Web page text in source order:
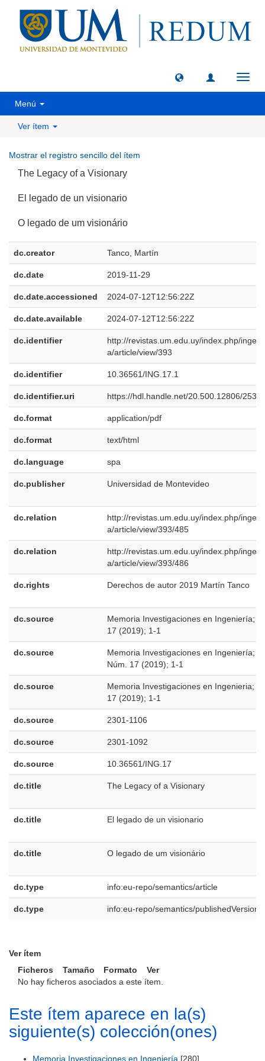
Menú
Ver ítem
Mostrar el registro sencillo del ítem
The Legacy of a Visionary
El legado de un visionario
O legado de um visionário
dc.creator Tanco, Martín
dc.date 2019-11-29
dc.date.accessioned 2024-07-12T12:56:22Z
dc.date.available 2024-07-12T12:56:22Z
dc.identifier
http://revistas.um.edu.uy/index.php/
a/article/view/393
dc.identifier 10.36561/ING.17.1
dc.identifier.uri https://hdl.handle.net/20.500.12806/2533
dc.format application/pdf
dc.format text/html
dc.language spa
dc.publisher Universidad de Montevideo
dc.relation
http://revistas.um.edu.uy/index.php/
a/article/view/393/485
dc.relation
http://revistas.um.edu.uy/index.php/
a/article/view/393/486
dc.rights Derechos de autor 2019 Martín Tanco
dc.source
Memoria Investigaciones en Ingeniería;
17 (2019); 1-1
dc.source
Memoria Investigaciones en Ingeniería;
Núm. 17 (2019); 1-1
dc.source
Memoria Investigaciones en Ingenieria; n.
17 (2019); 1-1
dc.source 2301-1106
dc.source 2301-1092
dc.source 10.36561/ING.17
dc.title The Legacy of a Visionary
dc.title El legado de un visionario
dc.title O legado de um visionário
dc.type info:eu-repo/semantics/article
dc.type info:eu-repo/semantics/publishedVersion
Ver ítem
Ficheros
Tamaño Formato
Ver
No hay ficheros asociados a este ítem.
Este ítem aparece en la(s)
siguiente(s) colección(ones)
Memoria Investigaciones en Ingeniería [280]